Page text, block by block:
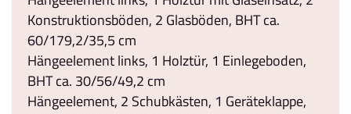
Konstruktionsböden, 2 Glasböden, BHT ca.
60/179,2/35,5 cm
Hängeelement links, 1 Holztür, 1 Einlegeboden,
BHT ca. 30/56/49,2 cm
Hängeelement, 2 Schubkästen, 1 Geräteklappe,